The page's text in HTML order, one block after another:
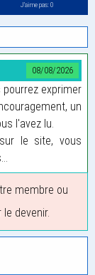
J’aime pas: 0
08/08/2026
exprimer
un
l'avez lu.
le site, vous
membre ou
devenir.